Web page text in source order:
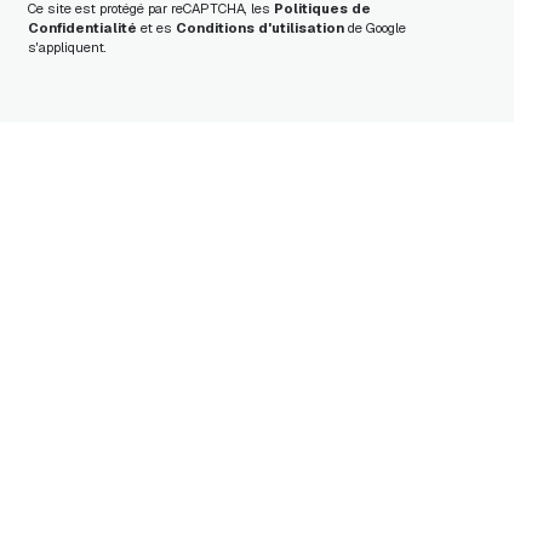
Ce site est protégé par reCAPTCHA, les Politiques de
Confidentialité et es Conditions d'utilisationde Google
s'appliquent.